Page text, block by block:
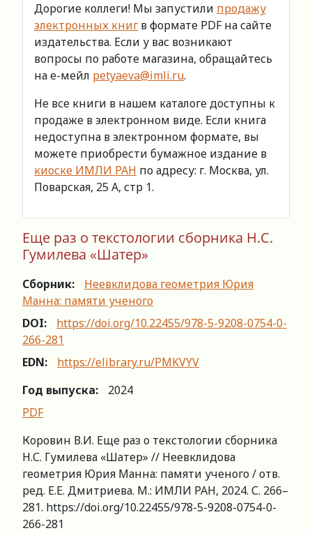
Дорогие коллеги! Мы запустили продажу
электронных книг в формате PDF на сайте
издательства. Если у вас возникают
вопросы по работе магазина, обращайтесь
на е-мейл petyaeva@imli.ru.
Не все книги в нашем каталоге доступны к
продаже в электронном виде. Если книга
недоступна в электронном формате, вы
можете приобрести бумажное издание в
киоске ИМЛИ РАН по адресу: г. Москва, ул.
Поварская, 25 А, стр 1.
Еще раз о текстологии сборника Н.С.
Гумилева «Шатер»
Сборник:
Неевклидова геометрия Юрия
Манна: памяти ученого
DOI:
https://doi.org/10.22455/978-5-9208-0754-0-
266-281
EDN:
https://elibrary.ru/PMKVYV
Год выпуска:
2024
PDF
Коровин В.И. Еще раз о текстологии сборника
Н.С. Гумилева «Шатер» // Неевклидова
геометрия Юрия Манна: памяти ученого / отв.
ред. Е.Е. Дмитриева. М.: ИМЛИ РАН, 2024. С. 266–
281. https://doi.org/10.22455/978-5-9208-0754-0-
266-281